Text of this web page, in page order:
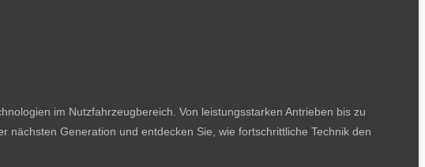
im Nutzfahrzeugbereich. Von leistungsstarken Antrieben bis zu
nächsten Generation und entdecken Sie, wie fortschrittliche Technik den